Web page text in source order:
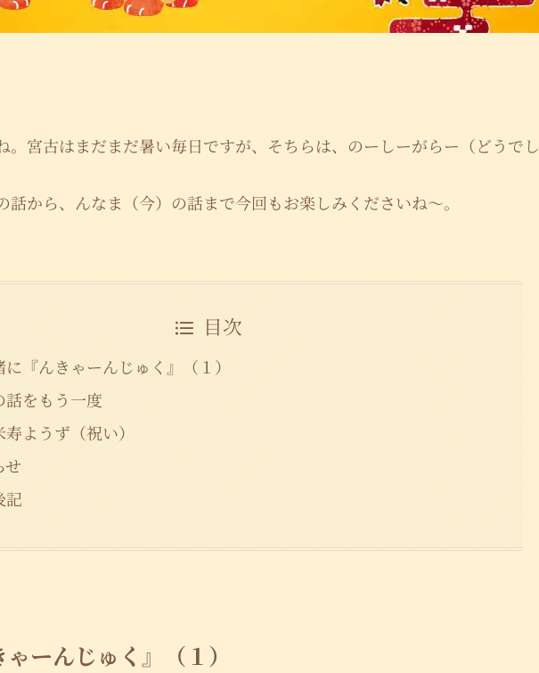
。宮古はまだまだ暑い毎日ですが、そちらは、のーしーがらー（どうでし
話から、んなま（今）の話まで今回もお楽しみくださいね〜。
目次
に『んきゃーんじゅく』（１）
をもう一度
ようず（祝い）
せ
記
ーんじゅく』（１）